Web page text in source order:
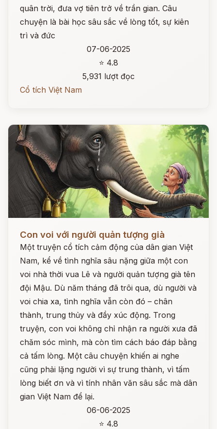
quân trời, đưa vợ tiên trở về trần gian. Câu
chuyện là bài học sâu sắc về lòng tốt, sự kiên
trì và đức
07-06-2025
⭐ 4.8
5,931 lượt đọc
Cổ tích Việt Nam
Con voi với người quản tượng già
Một truyện cổ tích cảm động của dân gian Việt
Nam, kể về tình nghĩa sâu nặng giữa một con
voi nhà thời vua Lê và người quản tượng già tên
đội Mậu. Dù năm tháng đã trôi qua, dù người và
voi chia xa, tình nghĩa vẫn còn đó – chân
thành, trung thủy và đầy xúc động. Trong
truyện, con voi không chỉ nhận ra người xưa đã
chăm sóc mình, mà còn tìm cách báo đáp bằng
cả tấm lòng. Một câu chuyện khiến ai nghe
cũng phải lặng người vì sự trung thành, vì tấm
lòng biết ơn và vì tính nhân văn sâu sắc mà dân
gian Việt Nam để lại.
06-06-2025
⭐ 4.8